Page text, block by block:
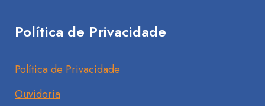
Política de Privacidade
Política de Privacidade
Ouvidoria